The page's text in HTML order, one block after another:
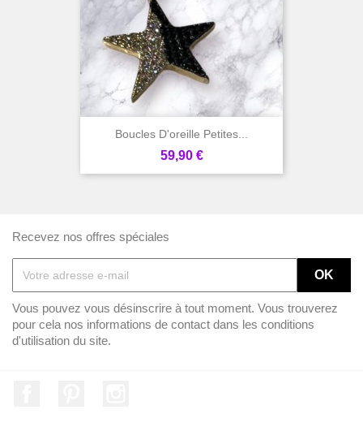
Boucles D'oreille Petites...
Prix
59,90 €
Recevez nos offres spéciales
Vous pouvez vous désinscrire à tout moment. Vous trouverez
pour cela nos informations de contact dans les conditions
d'utilisation du site.